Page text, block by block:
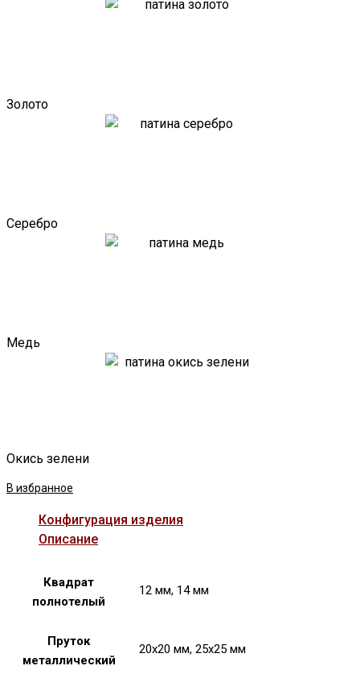
Золото
Серебро
Медь
Окись зелени
В избранное
Конфигурация изделия
Описание
Квадрат
полнотелый
12 мм, 14 мм
Пруток
металлический
20х20 мм, 25х25 мм